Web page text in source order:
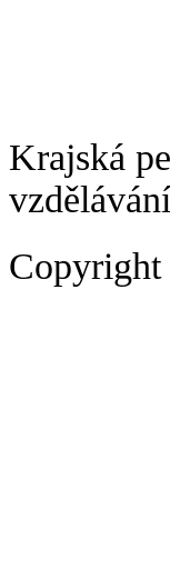
Krajská
Copyright